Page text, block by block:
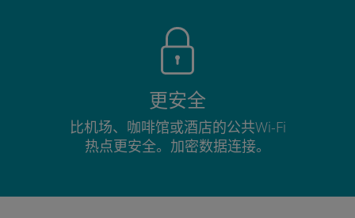
更安全
比机场、咖啡馆或酒店的公共Wi-Fi
热点更安全。加密数据连接。